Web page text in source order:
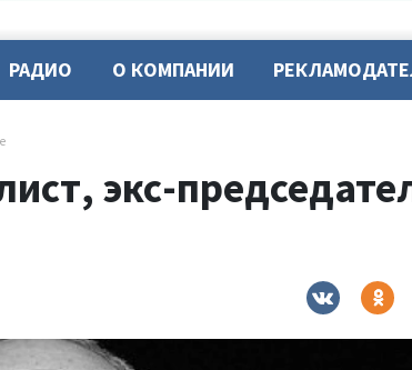
РАДИО О КОМПАНИИ
экс-